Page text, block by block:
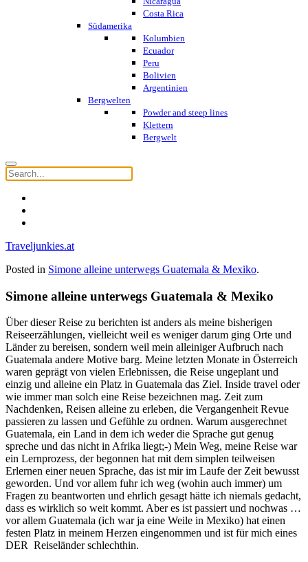
Costa Rica
Südamerika
Kolumbien
Ecuador
Peru
Bolivien
Argentinien
Bergwelten
Powder and steep lines
Klettern
Bergwelt
Traveljunkies.at
Posted in Simone alleine unterwegs Guatemala & Mexiko.
Simone alleine unterwegs Guatemala & Mexiko
Über dieser Reise zu berichten ist anders als meine bisherigen
Reiseerzählungen, vielleicht weil es weniger darum ging Orte und
Länder zu bereisen, sondern weil mein alleiniger Aufbruch nach
Guatemala andere Motive barg. Meine letzten Monate in Österreich
waren geprägt von vielen Erlebnissen, die Reise ungeplant und
einzig und alleine ein Platz in Guatemala das Ziel. Inside travel oder
wie immer man solch eine Reise bezeichnen mag. Zeit zum
Nachdenken, Reisen alleine zu erleben, die Vergangenheit Revue
passieren zu lassen und Gefühle zu ordnen. Warum ausgerechnet
Guatemala, ein Land in dem ich weder die Sprache gut genug
spreche und das nicht in Afrika liegt;-) Mein Weg, meine Reise war
ein Lernprozess, der begonnen hat mit dem simplen teilweisen
Erlernen einer neuen Sprache, das ist mir im Laufe der Zeit bewusst
geworden. Und vor allem fuhr ich weg (wohin auch immer) um
Fragen zu beantworten und ehrlich gesagt hätte ich niemals gedacht,
dass es wirklich so weit kommt. Aber es ist passiert und nochwas …
vor allem Guatemala (ich war ja eine Weile in Mexiko) hat einen
festen Platz in meinem Herzen eingenommen und ist für mich eines
DER Reiseländer schlechthin.